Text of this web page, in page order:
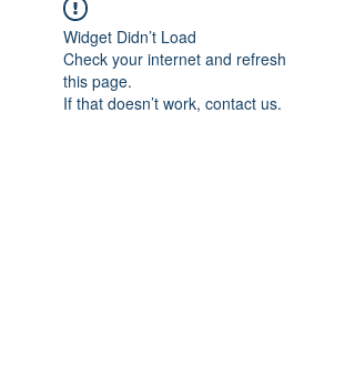
Widget Didn’t Load
Check your internet and refresh
this page.
If that doesn’t work, contact us.